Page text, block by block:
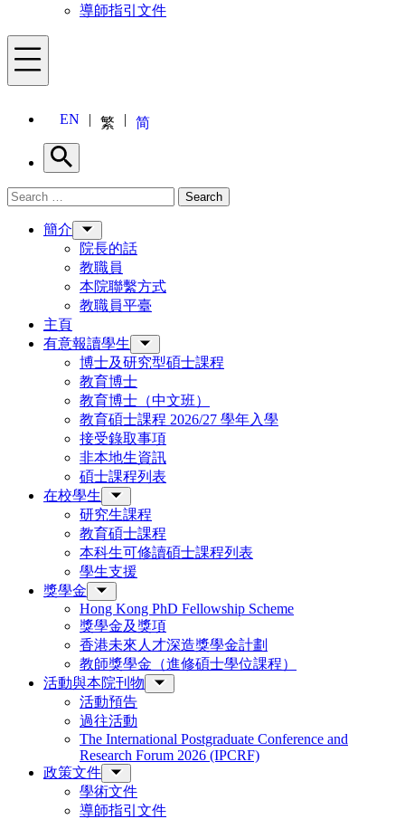
導師指引文件
Menu
EN 繁 简
Search
Search for: Search
簡介
院長的話
教職員
本院聯繫方式
教職員平臺
主頁
有意報讀學生
博士及研究型碩士課程
教育博士
教育博士（中文班）
教育碩士課程 2026/27 學年入學
接受錄取事項
非本地生資訊
碩士課程列表
在校學生
研究生課程
教育碩士課程
本科生可修讀碩士課程列表
學生支援
獎學金
Hong Kong PhD Fellowship Scheme
獎學金及獎項
香港未來人才深造獎學金計劃
教師獎學金（進修碩士學位課程）
活動與本院刊物
活動預告
過往活動
The International Postgraduate Conference and
Research Forum 2026 (IPCRF)
政策文件
學術文件
導師指引文件